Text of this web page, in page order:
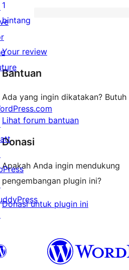
ulasan
2-
0
ulasan
1-
bintang
1
bintang
Your review
Bantuan
Ada yang ingin dikatakan? Butuh
Lihat forum bantuan
Donasi
Apakah Anda ingin mendukung
pengembangan plugin ini?
Donasi untuk plugin ini